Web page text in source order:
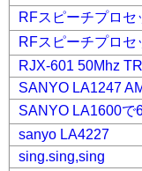
RFスピーチプロセ
RFスピーチプロセ
RJX-601 50Mhz
SANYO LA1247
SANYO LA1600で
sanyo LA4227
sing.sing,sing